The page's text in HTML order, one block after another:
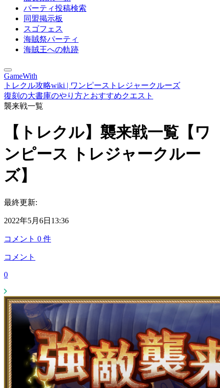
パーティ投稿検索
同盟掲示板
スゴフェス
海賊祭パーティ
海賊王への軌跡
GameWith
トレクル攻略wiki | ワンピーストレジャークルーズ
復刻の大書庫のやり方とおすすめクエスト
襲来戦一覧
【トレクル】襲来戦一覧【ワ
ンピース トレジャークルー
ズ】
最終更新:
2022年5月6日13:36
コメント 0 件
コメント
0